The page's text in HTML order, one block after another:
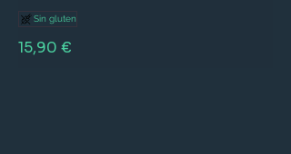
15,90 €
Sin gluten